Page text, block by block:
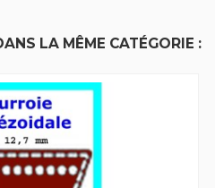
LA MÊME CATÉGORIE :